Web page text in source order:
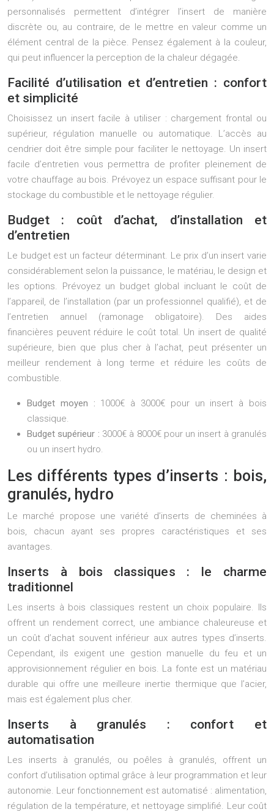
personnalisés permettent d’intégrer l’insert de manière
discrète ou, au contraire, de le mettre en valeur comme un
élément central de la pièce. Pensez également à la couleur,
qui peut influencer la perception de la chaleur dégagée.
Facilité d’utilisation et d’entretien : confort
et simplicité
Choisissez un insert facile à utiliser : chargement frontal ou
supérieur, régulation manuelle ou automatique. L’accès au
cendrier doit être simple pour faciliter le nettoyage. Un insert
facile d’entretien vous permettra de profiter pleinement de
votre chauffage au bois. Prévoyez un espace suffisant pour le
stockage du combustible et le nettoyage régulier.
Budget : coût d’achat, d’installation et
d’entretien
Le budget est un facteur déterminant. Le prix d’un insert varie
considérablement selon la puissance, le matériau, le design et
les options. Prévoyez un budget global incluant le coût de
l’appareil, de l’installation (par un professionnel qualifié), et de
l’entretien annuel (ramonage obligatoire). Des aides
financières peuvent réduire le coût total. Un insert de qualité
supérieure, bien que plus cher à l’achat, peut présenter un
meilleur rendement à long terme et réduire les coûts de
combustible.
Budget moyen : 1000€ à 3000€ pour un insert à bois
classique.
Budget supérieur : 3000€ à 8000€ pour un insert à granulés
ou un insert hydro.
Les différents types d’inserts : bois,
granulés, hydro
Le marché propose une variété d’inserts de cheminées à
bois, chacun ayant ses propres caractéristiques et ses
avantages.
Inserts à bois classiques : le charme
traditionnel
Les inserts à bois classiques restent un choix populaire. Ils
offrent un rendement correct, une ambiance chaleureuse et
un coût d’achat souvent inférieur aux autres types d’inserts.
Cependant, ils exigent une gestion manuelle du feu et un
approvisionnement régulier en bois. La fonte est un matériau
durable qui offre une meilleure inertie thermique que l’acier,
mais est également plus cher.
Inserts à granulés : confort et
automatisation
Les inserts à granulés, ou poêles à granulés, offrent un
confort d’utilisation optimal grâce à leur programmation et leur
autonomie. Leur fonctionnement est automatisé : alimentation,
régulation de la température, et nettoyage simplifié. Leur coût